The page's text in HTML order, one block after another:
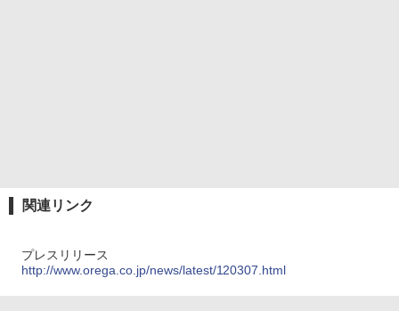
関連リンク
プレスリリース
http://www.orega.co.jp/news/latest/120307.html